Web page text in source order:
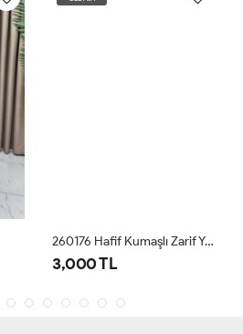
260176 Hafif Kumaşlı Zarif Yazlık Elbise Mavi
3,000 TL